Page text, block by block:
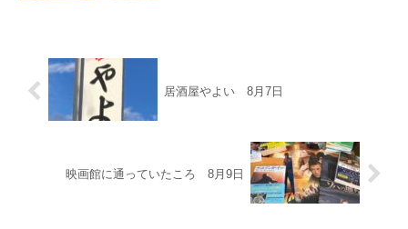
居酒屋やよい 8月7日
映画館に通っていたころ 8月9日